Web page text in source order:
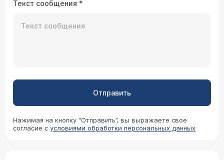
Текст сообщения *
Отправить
Нажимая на кнопку “Отправить”, вы выражаете свое
согласие с условиями обработки персональных данных